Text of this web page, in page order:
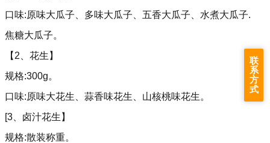
口味:原味大瓜子、多味大瓜子、五香大瓜子、水煮大瓜子.
焦糖大瓜子。
【2、花生】
规格:300g。
口味:原味大花生、蒜香味花生、山核桃味花生。
[3、卤汁花生】
规格:散装称重。
联
系
方
式